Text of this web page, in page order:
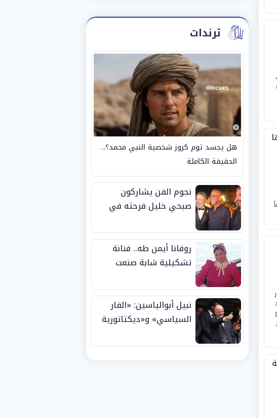
15 يوماً
ترندات
هل يجسد توم كروز شخصية النبي محمد؟..
الحقيقة الكاملة
نجوم الفن يشاركون
صبحي خليل فرحته في
روفانا أيمن طه.. فنانة
تشكيلية شابة صنعت
الجوائز منذ الصغر
نبيل أبوالياسين: «الفار
السياسي» و«ديكتاتورية
الفيفا».. وإقالة